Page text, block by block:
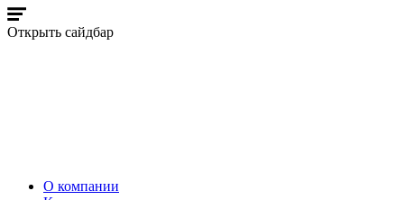
Открыть сайдбар
О компании